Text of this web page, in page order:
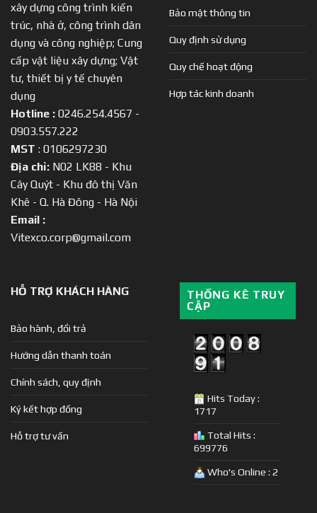
xây dựng công trình kiến
trúc, nhà ở, công trình dân
dụng và công nghiệp; Cung
cấp vật liệu xây dựng; Vật
tư, thiết bị y tế chuyên
dụng
Hotline : 0246.254.4567 -
0903.557.222
MST : 0106297230
Địa chỉ: N02 LK88 - Khu
Cây Quýt - Khu đô thị Văn
Khê - Q. Hà Đông - Hà Nội
Email :
Vitexco.corp@gmail.com
Bảo mật thông tin
Quy định sử dụng
Quy chế hoạt động
Hợp tác kinh doanh
HỖ TRỢ KHÁCH HÀNG
Bảo hành, đổi trả
Hướng dẫn thanh toán
Chính sách, quy định
Ký kết hợp đồng
Hỗ trợ tư vấn
THỐNG KÊ TRUY
CẬP
Hits Today :
1717
Total Hits :
699776
Who's Online : 2